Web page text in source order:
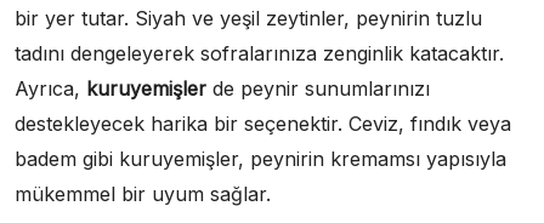
bir yer tutar. Siyah ve yeşil zeytinler, peynirin tuzlu
tadını dengeleyerek sofralarınıza zenginlik katacaktır.
Ayrıca, kuruyemişler de peynir sunumlarınızı
destekleyecek harika bir seçenektir. Ceviz, fındık veya
badem gibi kuruyemişler, peynirin kremamsı yapısıyla
mükemmel bir uyum sağlar.